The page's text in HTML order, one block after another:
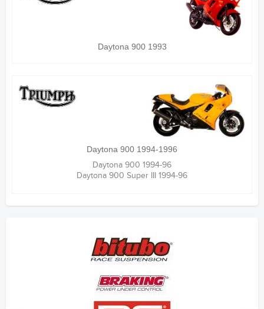
Daytona 900 1993
Daytona 900 1994-1996
Daytona 900 1994-96
Daytona 900 Super III 1994-96